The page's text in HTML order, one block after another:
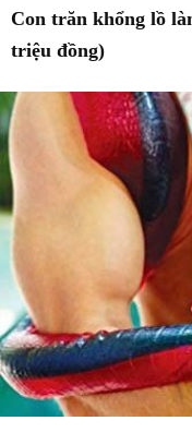
Con trăn khổng lồ
triệu đồng)